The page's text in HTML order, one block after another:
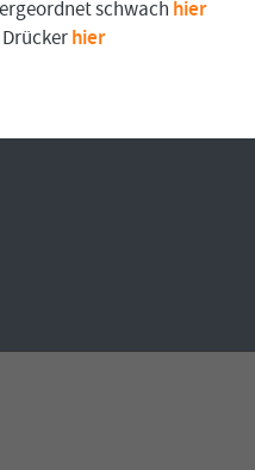
schwach hier
hier